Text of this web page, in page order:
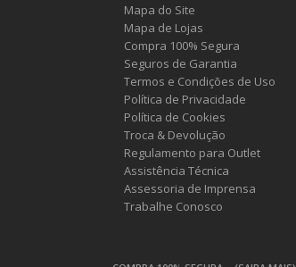
Mapa do Site
Mapa de Lojas
Compra 100% Segura
Seguros de Garantia
Termos e Condições de Uso
Política de Privacidade
Política de Cookies
Troca & Devolução
Regulamento para Outlet
Assistência Técnica
Assessoria de Imprensa
Trabalhe Conosco